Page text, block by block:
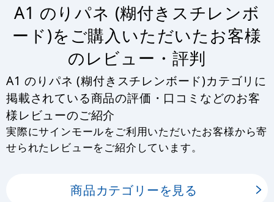
A1 のりパネ (糊付きスチレンボ
ード)をご購入いただいたお客様
のレビュー・評判
A1 のりパネ (糊付きスチレンボード)カテゴリに
掲載されている商品の評価・口コミなどのお客
様レビューのご紹介
実際にサインモールをご利用いただいたお客様から寄
せられたレビューをご紹介しています。
商品カテゴリーを見る